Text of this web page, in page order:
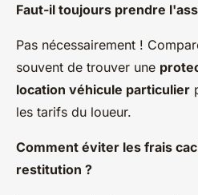
Faut-il toujours prendre
Pas nécessairement !
souvent de trouver une
location véhicule particulier
les tarifs du loueur.
Comment éviter les frais
restitution ?